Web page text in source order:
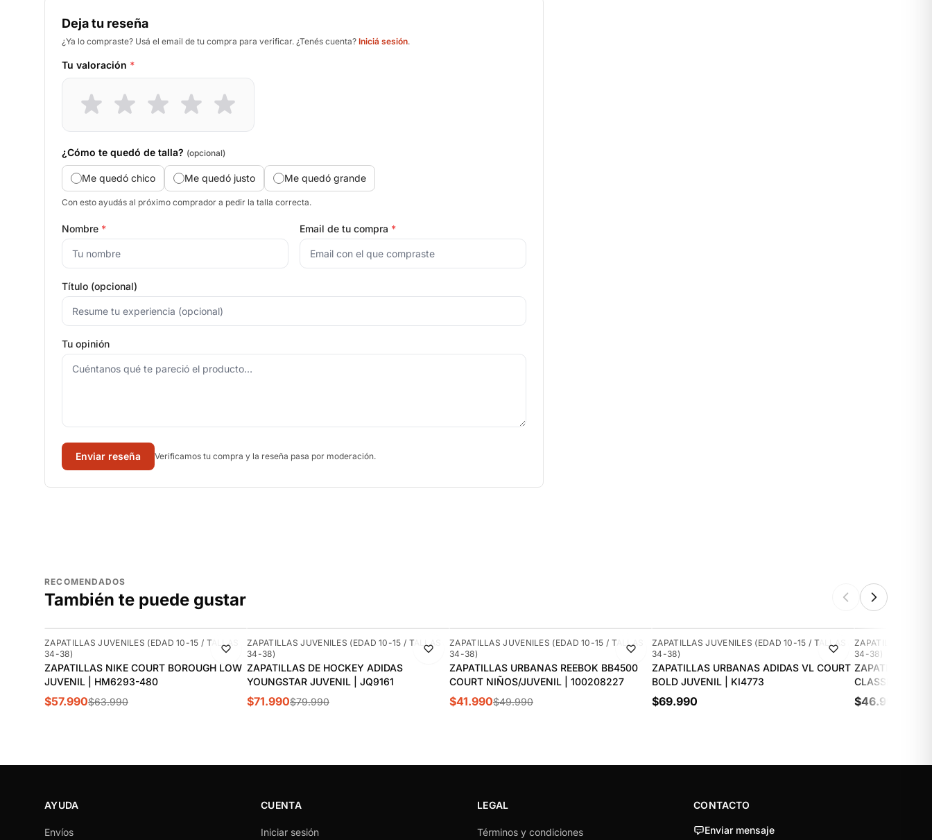
Deja tu reseña
¿Ya lo compraste? Usá el email de tu compra para verificar. ¿Tenés cuenta? Iniciá sesión.
Tu valoración *
¿Cómo te quedó de talla? (opcional)
Me quedó chico Me quedó justo Me quedó grande
Con esto ayudás al próximo comprador a pedir la talla correcta.
Nombre * Email de tu compra *
Título (opcional)
Tu opinión
Enviar reseña Verificamos tu compra y la reseña pasa por moderación.
RECOMENDADOS
También te puede gustar
-9%
ZAPATILLAS JUVENILES (EDAD 10-15 / TALLAS
34-38)
ZAPATILLAS NIKE COURT BOROUGH LOW
JUVENIL | HM6293-480
$57.990$63.990
-10%
ZAPATILLAS JUVENILES (EDAD 10-15 / TALLAS
34-38)
ZAPATILLAS DE HOCKEY ADIDAS
YOUNGSTAR JUVENIL | JQ9161
$71.990$79.990
-16%
ZAPATILLAS JUVENILES (EDAD 10-15 / TALLAS
34-38)
ZAPATILLAS URBANAS REEBOK BB4500
COURT NIÑOS/JUVENIL | 100208227
$41.990$49.990
NUEVO
ZAPATILLAS JUVENILES (EDAD 10-15 / TALLAS
34-38)
ZAPATILLAS URBANAS ADIDAS VL COURT
BOLD JUVENIL | KI4773
$69.990
NUEVO
ZAPATILLAS
34-38)
ZAPATILLAS
CLASSIC
$46.990
AYUDA
Envíos
CUENTA
Iniciar sesión
LEGAL
Términos y condiciones
CONTACTO
Enviar mensaje